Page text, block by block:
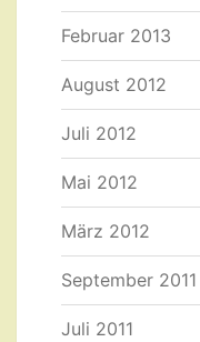
Februar 2013
August 2012
Juli 2012
Mai 2012
März 2012
September 2011
Juli 2011